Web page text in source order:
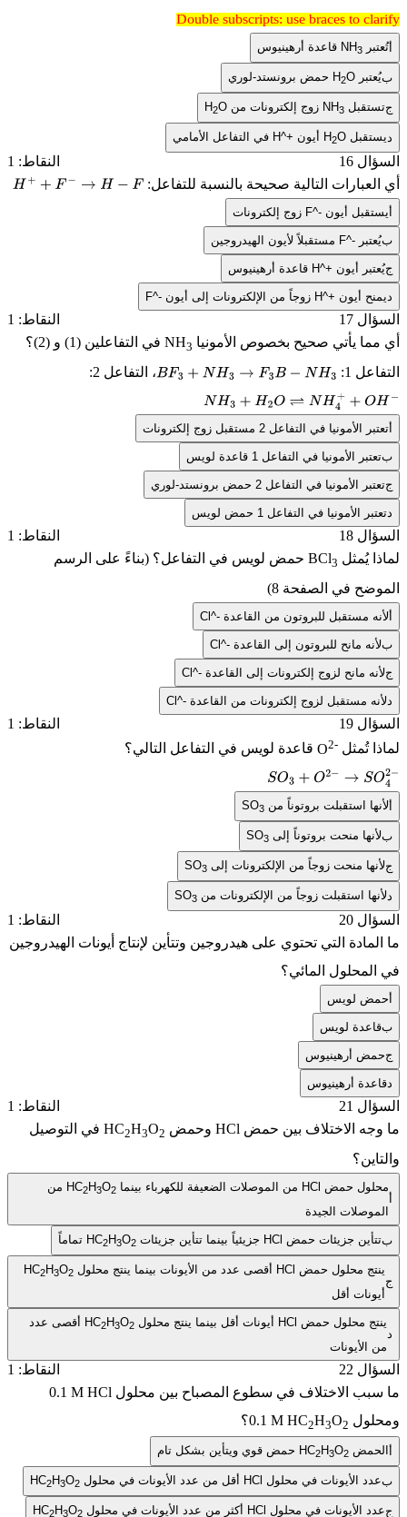
Double subscripts: use braces to
Double subscripts: use braces to
NH3 قاعدة أرهينيوس
H2O حمض برونستد-لوري
NH3 زوج إلكترونات من H 2O
H2O أيونH^+في التفاعل الأمامي
16
النقاط: 1
التالية صحيحة بالنسبة للتفاعل:
H+ →H
أيون F^-زوج إلكترونات
F^-مستقبلاً لأيون الهيدروجين
أيون H^+قاعدة أرهينيوس
أيونH^+زوجاً من الإلكترونات إلى أيون F^-
17
النقاط: 1
يأتي صحيح بخصوص الأمونيا NH3
في التفاعلين (1) و (2)؟
1:
B F3 +NH3→F3B−NH3 ، التفاعل 2:
NH3+H 2O⇌NH4 ++OH−
في التفاعل 2 مستقبل زوج إلكترونات
الأمونيا في التفاعل 1 قاعدة لويس
الأمونيا في التفاعل 2 حمض برونستد-لوري
الأمونيا في التفاعل 1 حمض لويس
18
النقاط: 1
يُمثل
BCl3
حمض لويس في التفاعل؟ (بناءً على الرسم
في الصفحة 8)
مستقبل للبروتون من القاعدةCl^-
مانح للبروتون إلى القاعدةCl^-
مانح لزوج إلكترونات إلى القاعدةCl^-
مستقبل لزوج إلكترونات من القاعدةCl^-
19
النقاط: 1
تُمثل
O 2- قاعدة لويس في التفاعل التالي؟
S O3 − →SO
استقبلت بروتوناً من SO3
منحت بروتوناً إلى SO3
منحت زوجاً من الإلكترونات إلى SO3
استقبلت زوجاً من الإلكترونات من SO3
20
النقاط: 1
التي تحتوي على هيدروجين وتتأين لإنتاج أيونات الهيدروجين
المائي؟
لويس
لويس
أرهينيوس
أرهينيوس
21
النقاط: 1
الاختلاف بين حمضHCl وحمض HC2H3O2
في التوصيل
حمض HClمن الموصلات الضعيفة للكهرباء بينما HC2 H3O 2
من
الجيدة
جزيئات حمض HClجزيئياً بينما تتأين جزيئات HC2H3O 2 تماماً
محلول حمض HClأقصى عدد من الأيونات بينما ينتج محلول HC2 H3O2
أقل
محلول حمض HClأيونات أقل بينما ينتج محلول HC2 H3O2
أقصى عدد
22
النقاط: 1
الاختلاف في سطوع المصباح بين محلول0.1 M HCl
0.1 M HC2H 3O2 ؟
HC2H3O2 حمض قوي ويتأين بشكل تام
الأيونات في محلولHClأقل من عدد الأيونات في محلول HC2 H3O2
الأيونات في محلولHClأكثر من عدد الأيونات في محلول HC2 H3O2